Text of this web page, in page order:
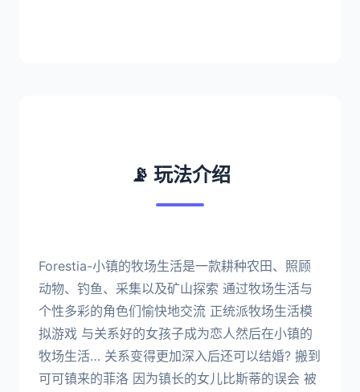
📡 玩法介绍
Forestia-小镇的牧场生活是一款耕种农田、照顾
动物、钓鱼、采集以及矿山探索 通过牧场生活与
个性多彩的角色们愉快地交流 正统派牧场生活模
拟游戏 与关系好的女孩子成为恋人然后在小镇的
牧场生活… 关系变得更加深入后还可以结婚? 搬到
可可镇来的菲洛 因为镇长的女儿比斯蒂的误会 被